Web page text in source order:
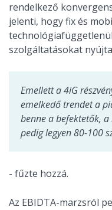
rendelkező
jelenti, hogy fix és
szolgáltatásokat
Emellett a 4iG
emelkedő trendet a
benne a befektetők,
pedig legyen 80-100
- fűzte hozzá.
Az EBIDTA-marzsról